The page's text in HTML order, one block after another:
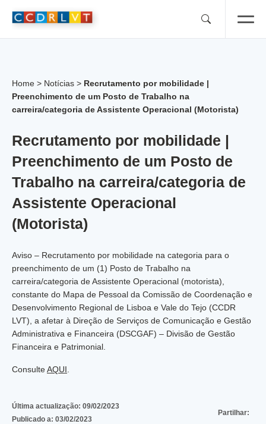
Home > Notícias > Recrutamento por mobilidade |
Preenchimento de um Posto de Trabalho na
carreira/categoria de Assistente Operacional (Motorista)
Recrutamento por mobilidade |
Preenchimento de um Posto de
Trabalho na carreira/categoria de
Assistente Operacional
(Motorista)
Aviso – Recrutamento por mobilidade na categoria para o
preenchimento de um (1) Posto de Trabalho na
carreira/categoria de Assistente Operacional (motorista),
constante do Mapa de Pessoal da Comissão de Coordenação e
Desenvolvimento Regional de Lisboa e Vale do Tejo (CCDR
LVT), a afetar à Direção de Serviços de Comunicação e Gestão
Administrativa e Financeira (DSCGAF) – Divisão de Gestão
Financeira e Patrimonial.
ConsulteAQUI
Última actualização: 09/02/2023
Publicado a: 03/02/2023
Partilhar: